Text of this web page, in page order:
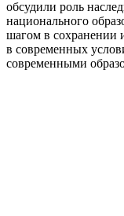
обсудили роль
национального
шагом в сохранении
в современных
современными